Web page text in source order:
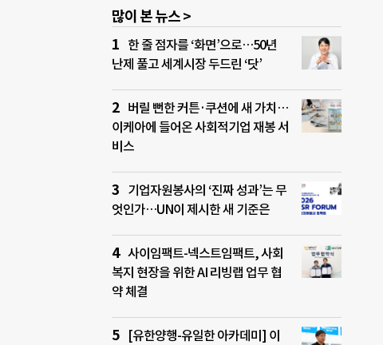
많이 본 뉴스 >
한 줄 점자를 ‘화면’으로…50년
난제 풀고 세계시장 두드린 ‘닷’
버릴 뻔한 커튼·쿠션에 새 가치…
이케아에 들어온 사회적기업 재봉 서
비스
기업자원봉사의 ‘진짜 성과’는 무
엇인가…UN이 제시한 새 기준은
사이임팩트-넥스트임팩트, 사회
복지 현장을 위한 AI 리빙랩 업무 협
약 체결
[유한양행-유일한 아카데미] 이